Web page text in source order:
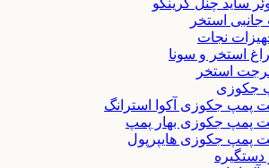
جانبی استخر
نجات
استخر و سونا
استخر
جکوزی
پمپ جکوزی آکوا استرانگ
پمپ جکوزی بهار پمپ
پمپ جکوزی هایپرپول
دستگیره